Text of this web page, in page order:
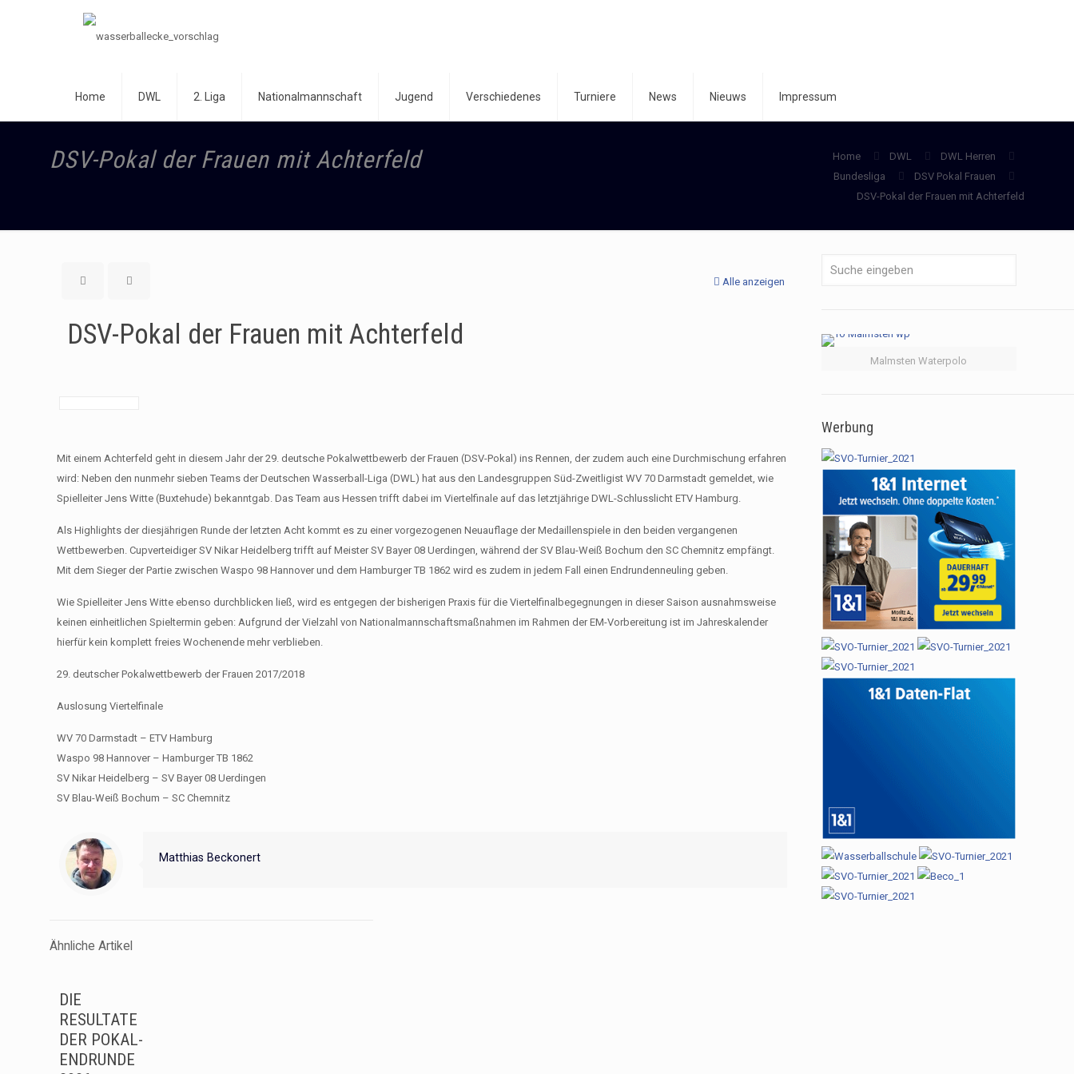
Home DWL 2. Liga Nationalmannschaft Jugend Verschiedenes Turniere News Nieuws Impressum
DSV-Pokal der Frauen mit Achterfeld Home DWL
DWL Herren
Bundesliga
DSV Pokal Frauen
DSV-Pokal der Frauen mit Achterfeld
Alle anzeigen
DSV-Pokal der Frauen mit Achterfeld
Mit einem Achterfeld geht in diesem Jahr der 29. deutsche Pokalwettbewerb der Frauen (DSV-Pokal) ins Rennen, der zudem auch eine Durchmischung erfahren
wird: Neben den nunmehr sieben Teams der Deutschen Wasserball-Liga (DWL) hat aus den Landesgruppen Süd-Zweitligist WV 70 Darmstadt gemeldet, wie
Spielleiter Jens Witte (Buxtehude) bekanntgab. Das Team aus Hessen trifft dabei im Viertelfinale auf das letztjährige DWL-Schlusslicht ETV Hamburg.
Als Highlights der diesjährigen Runde der letzten Acht kommt es zu einer vorgezogenen Neuauflage der Medaillenspiele in den beiden vergangenen
Wettbewerben. Cupverteidiger SV Nikar Heidelberg trifft auf Meister SV Bayer 08 Uerdingen, während der SV Blau-Weiß Bochum den SC Chemnitz empfängt.
Mit dem Sieger der Partie zwischen Waspo 98 Hannover und dem Hamburger TB 1862 wird es zudem in jedem Fall einen Endrundenneuling geben.
Wie Spielleiter Jens Witte ebenso durchblicken ließ, wird es entgegen der bisherigen Praxis für die Viertelfinalbegegnungen in dieser Saison ausnahmsweise
keinen einheitlichen Spieltermin geben: Aufgrund der Vielzahl von Nationalmannschaftsmaßnahmen im Rahmen der EM-Vorbereitung ist im Jahreskalender
hierfür kein komplett freies Wochenende mehr verblieben.
29. deutscher Pokalwettbewerb der Frauen 2017/2018
Auslosung Viertelfinale
WV 70 Darmstadt – ETV Hamburg
Waspo 98 Hannover – Hamburger TB 1862
SV Nikar Heidelberg – SV Bayer 08 Uerdingen
SV Blau-Weiß Bochum – SC Chemnitz
Matthias Beckonert
Ähnliche Artikel
DIE
RESULTATE
DER POKAL-
ENDRUNDE
Malmsten Waterpolo
Werbung